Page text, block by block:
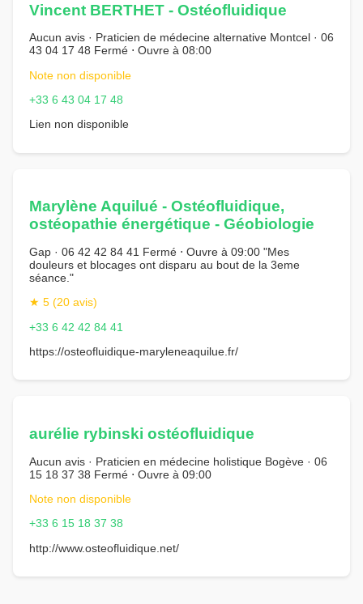
Vincent BERTHET - Ostéofluidique
Aucun avis · Praticien de médecine alternative Montcel · 06
43 04 17 48 Fermé ⋅ Ouvre à 08:00
Note non disponible
+33 6 43 04 17 48
Lien non disponible
Marylène Aquilué - Ostéofluidique,
ostéopathie énergétique - Géobiologie
Gap · 06 42 42 84 41 Fermé ⋅ Ouvre à 09:00 "Mes
douleurs et blocages ont disparu au bout de la 3eme
séance."
★ 5 (20 avis)
+33 6 42 42 84 41
https://osteofluidique-maryleneaquilue.fr/
aurélie rybinski ostéofluidique
Aucun avis · Praticien en médecine holistique Bogève · 06
15 18 37 38 Fermé ⋅ Ouvre à 09:00
Note non disponible
+33 6 15 18 37 38
http://www.osteofluidique.net/